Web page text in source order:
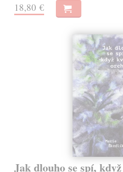
18,80 €
Jak dlouho se spí,